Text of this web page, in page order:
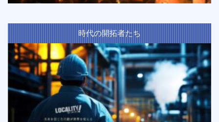
時代の開拓者たち